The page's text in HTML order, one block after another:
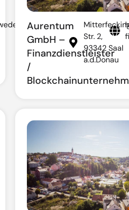
Aurentum
GmbH –
Finanzdienstleister
/
Str. 2,
93342 Saal
a.d.Donau